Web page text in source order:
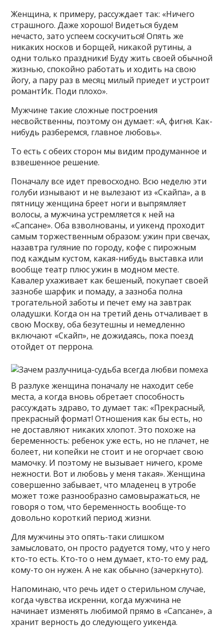
Женщина, к примеру, рассуждает так: «Ничего
страшного. Даже хорошо! Видеться будем
нечасто, зато успеем соскучиться! Опять же
никаких носков и борщей, никакой рутины, а
одни только праздники! Буду жить своей обычной
жизнью, спокойно работать и ходить на свою
йогу, а пару раз в месяц милый приедет и устроит
романтИк. Поди плохо».
Мужчине такие сложные построения
несвойственны, поэтому он думает: «А, фигня. Как-
нибудь разберемся, главное любовь».
То есть с обеих сторон мы видим продуманное и
взвешенное решение.
Поначалу все идет превосходно. Всю неделю эти
голуби изнывают и не вылезают из «Скайпа», а в
пятницу женщина бреет ноги и выпрямляет
волосы, а мужчина устремляется к ней на
«Сапсане». Оба взволнованы, и уикенд проходит
самым торжественным образом: ужин при свечах,
назавтра гуляние по городу, кофе с пирожным
под каждым кустом, какая-нибудь выставка или
вообще театр плюс ужин в модном месте.
Кавалер ухаживает как бешеный, покупает своей
зазнобе шарфик и помаду, а зазноба полна
трогательной заботы и печет ему на завтрак
оладушки. Когда он на третий день отчаливает в
свою Москву, оба безутешны и немедленно
включают «Скайп», не дожидаясь, пока поезд
отойдет от перрона.
В разлуке женщина поначалу не находит себе
места, а когда вновь обретает способность
рассуждать здраво, то думает так: «Прекрасный,
прекрасный формат! Отношения как бы есть, но
не доставляют никаких хлопот. Это похоже на
беременность: ребенок уже есть, но не плачет, не
болеет, ни копейки не стоит и не огорчает свою
мамочку. И поэтому не вызывает ничего, кроме
нежности. Вот и любовь у меня такая». Женщина
совершенно забывает, что младенец в утробе
может тоже разнообразно самовыражаться, не
говоря о том, что беременность вообще-то
довольно короткий период жизни.
Для мужчины это опять-таки слишком
замысловато, он просто радуется тому, что у него
кто-то есть. Кто-то о нем думает, кто-то ему рад,
кому-то он нужен. А не как обычно (зачеркнуто).
Напоминаю, что речь идет о стерильном случае,
когда чувства искренни, когда мужчина не
начинает изменять любимой прямо в «Сапсане», а
хранит верность до следующего уикенда.